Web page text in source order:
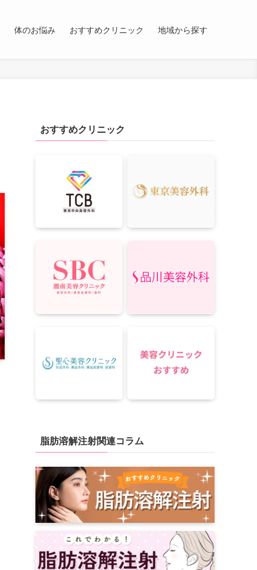
体のお悩み おすすめクリニック 地域から探す
おすすめクリニック
脂肪溶解注射関連コラム